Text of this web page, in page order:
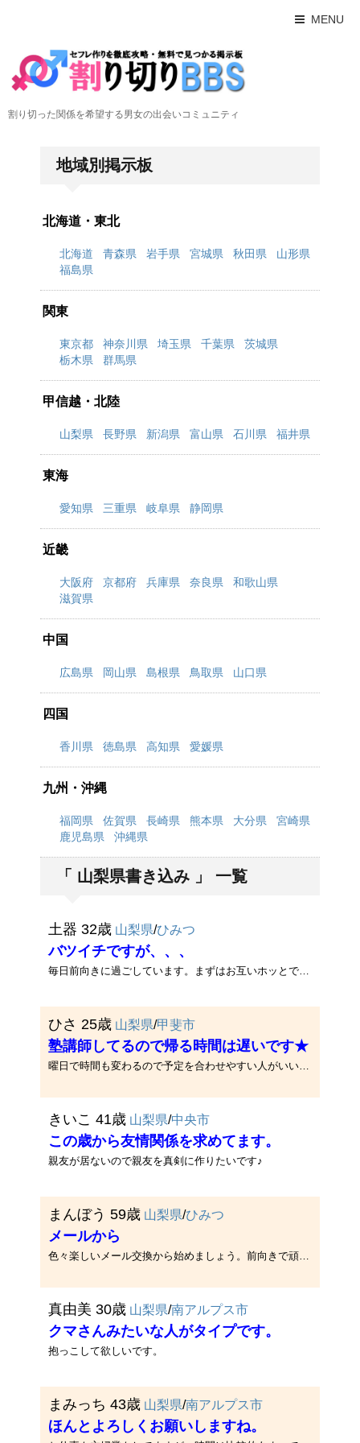
MENU
割り切った関係を希望する男女の出会いコミュニティ
地域別掲示板
北海道・東北
北海道 青森県 岩手県 宮城県 秋田県
山形県
福島県
関東
東京都 神奈川県 埼玉県 千葉県
茨城県
栃木県
群馬県
甲信越・北陸
山梨県 長野県 新潟県 富山県 石川県 福井県
東海
愛知県 三重県 岐阜県 静岡県
近畿
大阪府 京都府 兵庫県 奈良県
和歌山県
滋賀県
中国
広島県 岡山県 島根県 鳥取県 山口県
四国
香川県 徳島県 高知県 愛媛県
九州・沖縄
福岡県 佐賀県 長崎県 熊本県 大分県
宮崎県
鹿児島県
沖縄県
「 山梨県書き込み 」 一覧
土器 32歳 山梨県/ひみつ
バツイチですが、、、
毎日前向きに過ごしています。まずはお互いホッとできるようなメールを交換できたら良いですね♪（既婚者の方はごめんなさい）
ひさ 25歳 山梨県/甲斐市
塾講師してるので帰る時間は遅いです★
曜日で時間も変わるので予定を合わせやすい人がいいです★
きいこ 41歳 山梨県/中央市
この歳から友情関係を求めてます。
親友が居ないので親友を真剣に作りたいです♪
まんぼう 59歳 山梨県/ひみつ
メールから
色々楽しいメール交換から始めましょう。前向きで頑張ってる人が好きです。仲良くなれたら美味しいお店に行ってみたいな。
真由美 30歳 山梨県/南アルプス市
クマさんみたいな人がタイプです。
抱っこして欲しいです。
まみっち 43歳 山梨県/南アルプス市
ほんとよろしくお願いしますね。